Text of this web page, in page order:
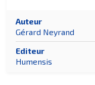
Auteur
Gérard Neyrand
Editeur
Humensis